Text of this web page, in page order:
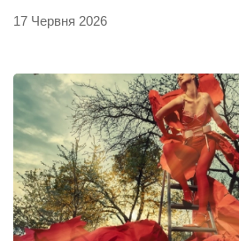
17 Червня 2026